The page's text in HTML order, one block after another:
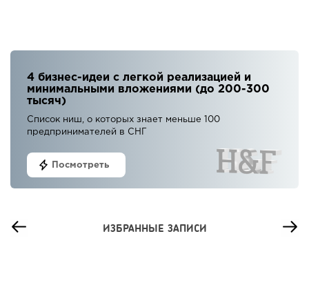
4 бизнес-идеи с легкой реализацией и
минимальными вложениями (до 200-300
тысяч)
Список ниш, о которых знает меньше 100
предпринимателей в СНГ
Посмотреть
ИЗБРАННЫЕ ЗАПИСИ